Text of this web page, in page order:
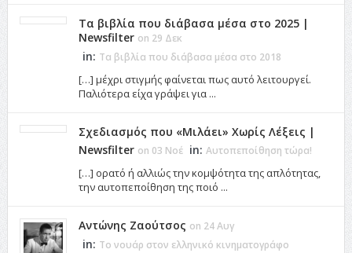
Τα βιβλία που διάβασα μέσα στο 2025 |
Newsfilter on 29 Δεκ
in: Τα βιβλία που διάβασα μέσα στο 2018
[…] μέχρι στιγμής φαίνεται πως αυτό λειτουργεί.
Παλιότερα είχα γράψει για ...
Σχεδιασμός που «Μιλάει» Χωρίς Λέξεις |
Newsfilter on 03 Νοέ in: Αυτοπεποίθηση τώρα!
[…] ορατό ή αλλιώς την κομψότητα της απλότητας,
την αυτοπεποίθηση της ποιό ...
Αντώνης Ζαούτσος on 24 Αυγ
in: Το νουάρ στον ελληνικό κινηματογράφο